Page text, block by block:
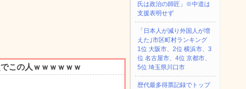
氏は政治の師匠」※中道は
支援表明せず
「日本人が減り外国人が増
えた｣市区町村ランキング
1位 大阪市、2位 横浜市、3
位 名古屋市、4位 京都市、
5位 埼玉県川口市
歴代最多得票記録でトップ